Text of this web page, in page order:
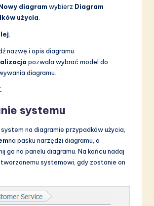
diagram wybierz Diagram
użycia
nazwę i opis diagramu.
pozwala wybrać model do
diagramu.
systemu
na diagramie przypadków użycia,
na pasku narzędzi diagramu, a
go na panelu diagramu. Na końcu nadaj
systemowi, gdy zostanie on